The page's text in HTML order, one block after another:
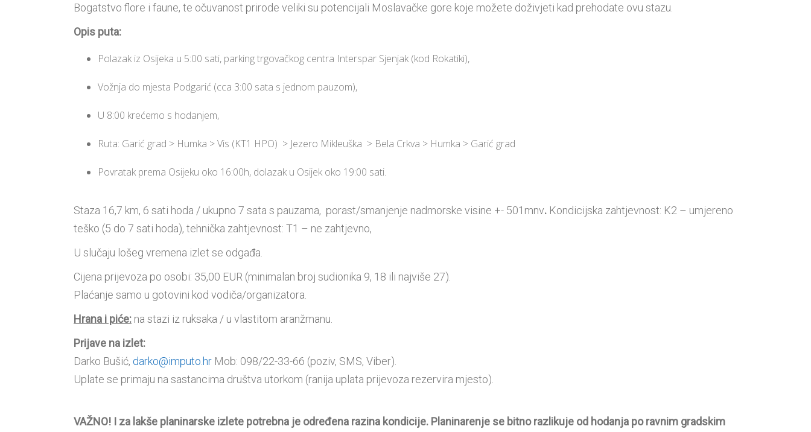
Bogatstvo flore i faune, te očuvanost prirode veliki su potencijali Moslavačke gore koje možete doživjeti kad prehodate ovu stazu.
Opis puta:
Polazak iz Osijeka u 5:00 sati, parking trgovačkog centra Interspar Sjenjak (kod Rokatiki),
Vožnja do mjesta Podgarić (cca 3:00 sata s jednom pauzom),
U 8:00 krećemo s hodanjem,
Ruta: Garić grad > Humka > Vis (KT1 HPO) > Jezero Mikleuška > Bela Crkva > Humka > Garić grad
Povratak prema Osijeku oko 16:00h, dolazak u Osijek oko 19:00 sati.
Staza 16,7 km, 6 sati hoda / ukupno 7 sata s pauzama, porast/smanjenje nadmorske visine +- 501mnv. Kondicijska zahtjevnost: K2 – umjereno
teško (5 do 7 sati hoda), tehnička zahtjevnost: T1 – ne zahtjevno,
U slučaju lošeg vremena izlet se odgađa.
Cijena prijevoza po osobi: 35,00 EUR (minimalan broj sudionika 9, 18 ili najviše 27).
Plaćanje samo u gotovini kod vodiča/organizatora.
Hrana i piće: na stazi iz ruksaka / u vlastitom aranžmanu.
Prijave na izlet:
Darko Bušić, darko@imputo.hr Mob: 098/22-33-66 (poziv, SMS, Viber).
Uplate se primaju na sastancima društva utorkom (ranija uplata prijevoza rezervira mjesto).
VAŽNO! I za lakše planinarske izlete potrebna je određena razina kondicije. Planinarenje se bitno razlikuje od hodanja po ravnim gradskim